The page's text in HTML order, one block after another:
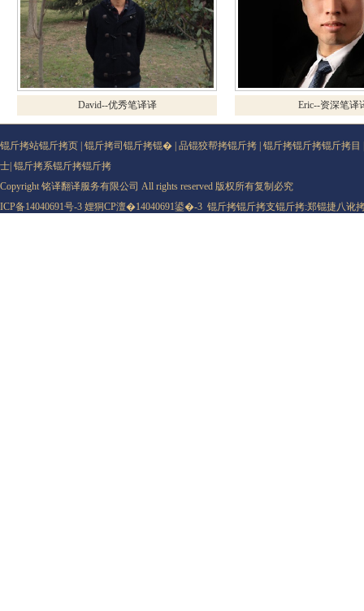
David--优秀笔译译 Eric--资深笔译译
锟斤拷站锟斤拷页 锟斤拷司锟斤拷锟� 品锟狡帮拷锟斤拷 锟斤拷锟斤拷锟斤拷目
士 锟斤拷系锟斤拷锟斤拷
Copyright 铭译翻译服务有限公司 All rights reserved 版权所有复制必究
ICP备14040691号-3 娌狪CP澶�14040691鍙�-3 锟斤拷锟斤拷支锟斤拷:郑锟捷八讹